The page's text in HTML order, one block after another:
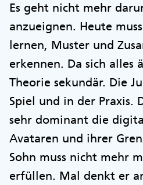
Es geht nicht mehr
anzueignen. Heute
lernen, Muster und
erkennen. Da sich alles
Theorie sekundär. Die
Spiel und in der Praxis.
sehr dominant die
Avataren und ihrer
Sohn muss nicht mehr
erfüllen. Mal denkt er